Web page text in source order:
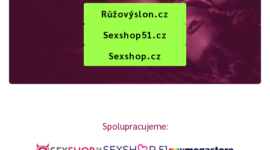
Růžovýslon.cz
Sexshop51.cz
Sexshop.cz
Spolupracujeme: